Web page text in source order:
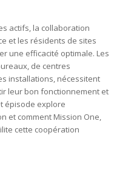
actifs, la collaboration
et les résidents de sites
une efficacité optimale. Les
de centres
installations, nécessitent
leur bon fonctionnement et
épisode explore
et comment Mission One,
cette coopération